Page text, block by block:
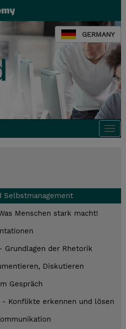
GERMANY
Selbstmanagement
Menschen stark macht!
Grundlagen der Rhetorik
Diskutieren
Gespräch
- Konflikte erkennen und lösen